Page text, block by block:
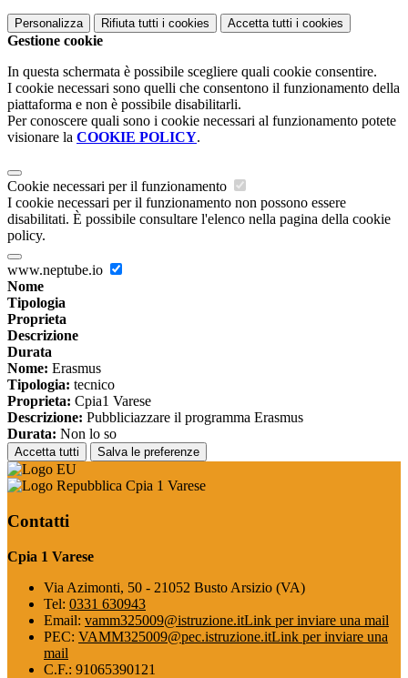
Personalizza Rifiuta tutti i cookies Accetta tutti i cookies
Gestione cookie
In questa schermata è possibile scegliere quali cookie consentire.
I cookie necessari sono quelli che consentono il funzionamento della
piattaforma e non è possibile disabilitarli.
Per conoscere quali sono i cookie necessari al funzionamento potete
visionare la COOKIE POLICY.
Cookie necessari per il funzionamento
I cookie necessari per il funzionamento non possono essere
disabilitati. È possibile consultare l'elenco nella pagina della cookie
policy.
www.neptube.io
Nome
Tipologia
Proprieta
Descrizione
Durata
Nome: Erasmus
Tipologia: tecnico
Proprieta: Cpia1 Varese
Descrizione: Pubbliciazzare il programma Erasmus
Durata: Non lo so
Accetta tutti Salva le preferenze
Cpia 1 Varese
Contatti
Cpia 1 Varese
Via Azimonti, 50 - 21052 Busto Arsizio (VA)
Tel: 0331 630943
Email: vamm325009@istruzione.itLink per inviare una mail
PEC: VAMM325009@pec.istruzione.itLink per inviare una
mail
C.F.: 91065390121